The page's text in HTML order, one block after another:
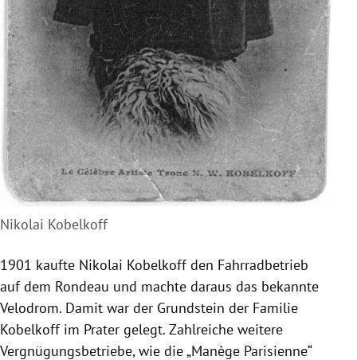
Nikolai Kobelkoff
1901 kaufte Nikolai Kobelkoff den Fahrradbetrieb
auf dem Rondeau und machte daraus das bekannte
Velodrom. Damit war der Grundstein der Familie
Kobelkoff im Prater gelegt. Zahlreiche weitere
Vergnügungsbetriebe, wie die „Manège Parisienne“